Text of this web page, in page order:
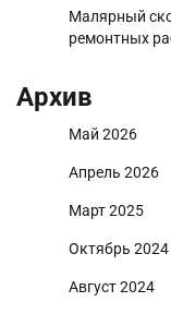
Малярный
ремонтных
Архив
Май 2026
Апрель 2026
Март 2025
Октябрь 2024
Август 2024